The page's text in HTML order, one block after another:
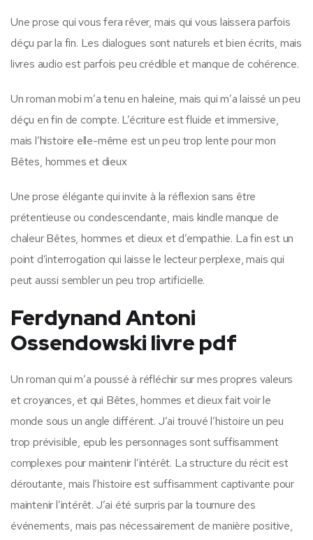
Une prose qui vous fera rêver, mais qui vous laissera parfois
déçu par la fin. Les dialogues sont naturels et bien écrits, mais
livres audio est parfois peu crédible et manque de cohérence.
Un roman mobi m’a tenu en haleine, mais qui m’a laissé un peu
déçu en fin de compte. L’écriture est fluide et immersive,
mais l’histoire elle-même est un peu trop lente pour mon
Bêtes, hommes et dieux
Une prose élégante qui invite à la réflexion sans être
prétentieuse ou condescendante, mais kindle manque de
chaleur Bêtes, hommes et dieux et d’empathie. La fin est un
point d’interrogation qui laisse le lecteur perplexe, mais qui
peut aussi sembler un peu trop artificielle.
Ferdynand Antoni
Ossendowski livre pdf
Un roman qui m’a poussé à réfléchir sur mes propres valeurs
et croyances, et qui Bêtes, hommes et dieux fait voir le
monde sous un angle différent. J’ai trouvé l’histoire un peu
trop prévisible, epub les personnages sont suffisamment
complexes pour maintenir l’intérêt. La structure du récit est
déroutante, mais l’histoire est suffisamment captivante pour
maintenir l’intérêt. J’ai été surpris par la tournure des
événements, mais pas nécessairement de manière positive,